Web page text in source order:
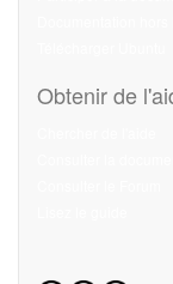
Obtenir de